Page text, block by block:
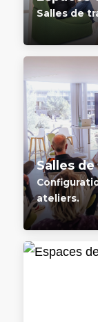
Salles de
Salles
ateliers.